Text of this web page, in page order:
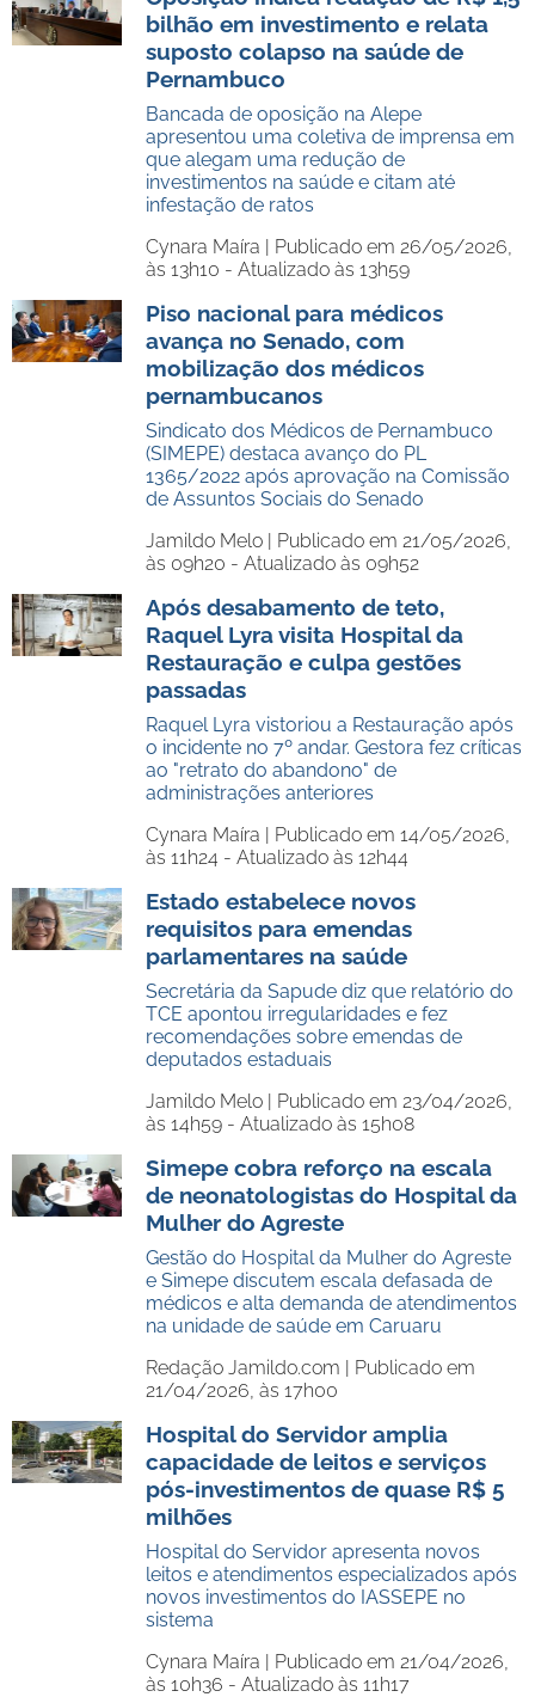
bilhão em investimento e relata
suposto colapso na saúde de
Pernambuco
Bancada de oposição na Alepe
apresentou uma coletiva de imprensa em
que alegam uma redução de
investimentos na saúde e citam até
infestação de ratos
Cynara Maíra | Publicado em 26/05/2026,
às 13h10 - Atualizado às 13h59
Piso nacional para médicos
avança no Senado, com
mobilização dos médicos
pernambucanos
Sindicato dos Médicos de Pernambuco
(SIMEPE) destaca avanço do PL
1365/2022 após aprovação na Comissão
de Assuntos Sociais do Senado
Jamildo Melo | Publicado em 21/05/2026,
às 09h20 - Atualizado às 09h52
Após desabamento de teto,
Raquel Lyra visita Hospital da
Restauração e culpa gestões
passadas
Raquel Lyra vistoriou a Restauração após
o incidente no 7º andar. Gestora fez críticas
ao "retrato do abandono" de
administrações anteriores
Cynara Maíra | Publicado em 14/05/2026,
às 11h24 - Atualizado às 12h44
Estado estabelece novos
requisitos para emendas
parlamentares na saúde
Secretária da Sapude diz que relatório do
TCE apontou irregularidades e fez
recomendações sobre emendas de
deputados estaduais
Jamildo Melo | Publicado em 23/04/2026,
às 14h59 - Atualizado às 15h08
Simepe cobra reforço na escala
de neonatologistas do Hospital da
Mulher do Agreste
Gestão do Hospital da Mulher do Agreste
e Simepe discutem escala defasada de
médicos e alta demanda de atendimentos
na unidade de saúde em Caruaru
Redação Jamildo.com | Publicado em
21/04/2026, às 17h00
Hospital do Servidor amplia
capacidade de leitos e serviços
pós-investimentos de quase R$ 5
milhões
Hospital do Servidor apresenta novos
leitos e atendimentos especializados após
novos investimentos do IASSEPE no
sistema
Cynara Maíra | Publicado em 21/04/2026,
às 10h36 - Atualizado às 11h17